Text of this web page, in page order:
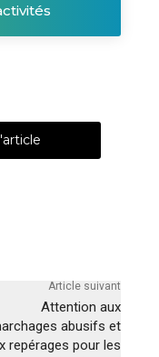
Article suivant
Attention aux
abusifs et
repérages pour les